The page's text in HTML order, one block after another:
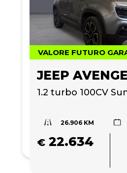
VALORE FUTURO
JEEP
1.2 turbo 100CV
26.906 KM
€ 22.634